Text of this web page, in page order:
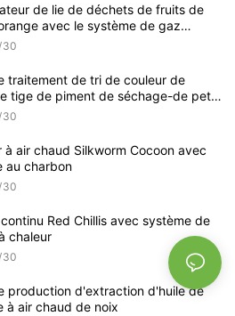
de lie de déchets de fruits de
avec le système de gaz
30
traitement de tri de couleur de
tige de piment de séchage-de petit
30
à air chaud Silkworm Cocoon avec
au charbon
30
Red Chillis avec système de
chaleur
30
production d'extraction d'huile de
à air chaud de noix